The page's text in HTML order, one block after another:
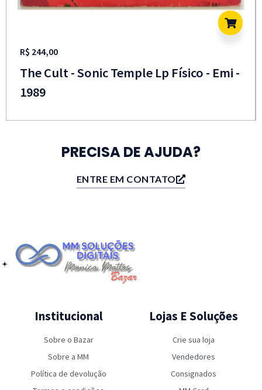
R$ 244,00
The Cult - Sonic Temple Lp Físico - Emi -
1989
PRECISA DE AJUDA?
ENTRE EM CONTATO
Institucional
Sobre o Bazar
Sobre a MM
Política de devolução
Lojas E Soluções
Crie sua loja
Vendedores
Consignados